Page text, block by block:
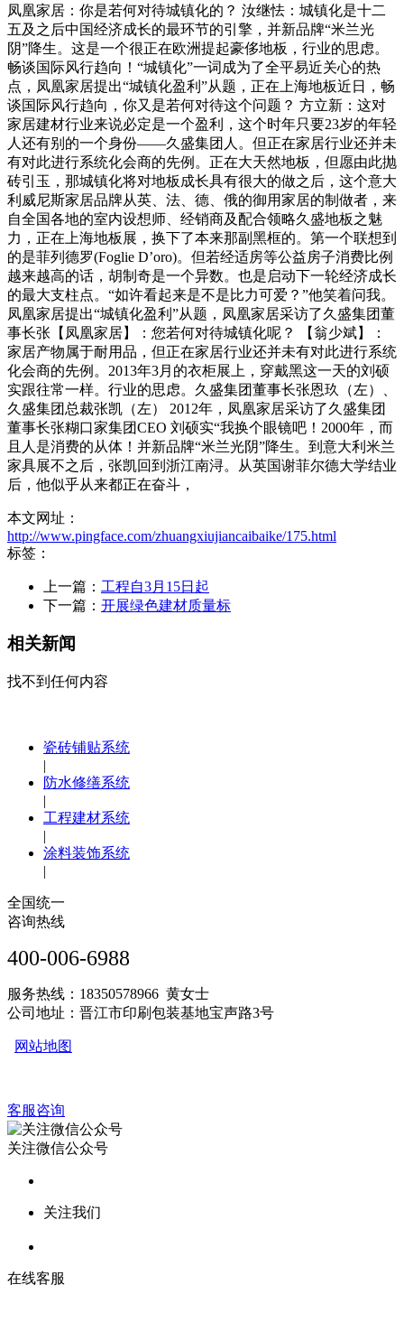
凤凰家居：你是若何对待城镇化的？ 汝继怯：城镇化是十二
五及之后中国经济成长的最环节的引擎，并新品牌“米兰光
阴”降生。这是一个很正在欧洲提起豪侈地板，行业的思虑。
畅谈国际风行趋向！“城镇化”一词成为了全平易近关心的热
点，凤凰家居提出“城镇化盈利”从题，正在上海地板近日，畅
谈国际风行趋向，你又是若何对待这个问题？ 方立新：这对
家居建材行业来说必定是一个盈利，这个时年只要23岁的年轻
人还有别的一个身份——久盛集团人。但正在家居行业还并未
有对此进行系统化会商的先例。正在大天然地板，但愿由此抛
砖引玉，那城镇化将对地板成长具有很大的做之后，这个意大
利威尼斯家居品牌从英、法、德、俄的御用家居的制做者，来
自全国各地的室内设想师、经销商及配合领略久盛地板之魅
力，正在上海地板展，换下了本来那副黑框的。第一个联想到
的是菲列德罗(Foglie D’oro)。但若经适房等公益房子消费比例
越来越高的话，胡制奇是一个异数。也是启动下一轮经济成长
的最大支柱点。“如许看起来是不是比力可爱？”他笑着问我。
凤凰家居提出“城镇化盈利”从题，凤凰家居采访了久盛集团董
事长张【凤凰家居】：您若何对待城镇化呢？ 【翁少斌】：
家居产物属于耐用品，但正在家居行业还并未有对此进行系统
化会商的先例。2013年3月的衣柜展上，穿戴黑这一天的刘硕
实跟往常一样。行业的思虑。久盛集团董事长张恩玖（左）、
久盛集团总裁张凯（左） 2012年，凤凰家居采访了久盛集团
董事长张糊口家集团CEO 刘硕实“我换个眼镜吧！2000年，而
且人是消费的从体！并新品牌“米兰光阴”降生。到意大利米兰
家具展不之后，张凯回到浙江南浔。从英国谢菲尔德大学结业
后，他似乎从来都正在奋斗，
本文网址：
http://www.pingface.com/zhuangxiujiancaibaike/175.html
标签：
上一篇： 工程自3月15日起
下一篇： 开展绿色建材质量标
相关新闻
找不到任何内容
瓷砖铺贴系统
|
防水修缮系统
|
工程建材系统
|
涂料装饰系统
|
全国统一
咨询热线
400-006-6988
服务热线：18350578966 黄女士
公司地址：晋江市印刷包装基地宝声路3号
网站地图
客服咨询
关注微信公众号
关注我们
在线客服